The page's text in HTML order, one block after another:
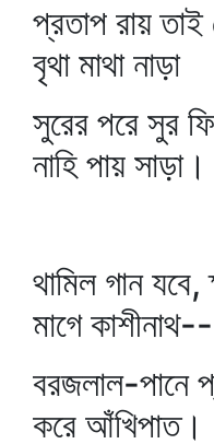
প্রতাপ রায়
বৃথা মাথা নাড়া
সুরের পরে সুর
নাহি পায় সাড়া।
থামিল গান
মাগে কাশীনাথ--
বরজলাল-পানে
করে আঁখিপাত।